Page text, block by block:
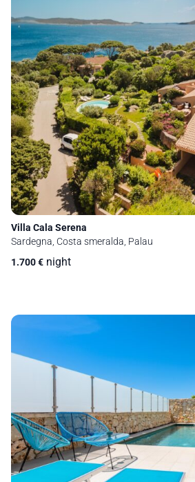
Villa Cala Serena
Sardegna, Costa smeralda, Palau
1.700€ night